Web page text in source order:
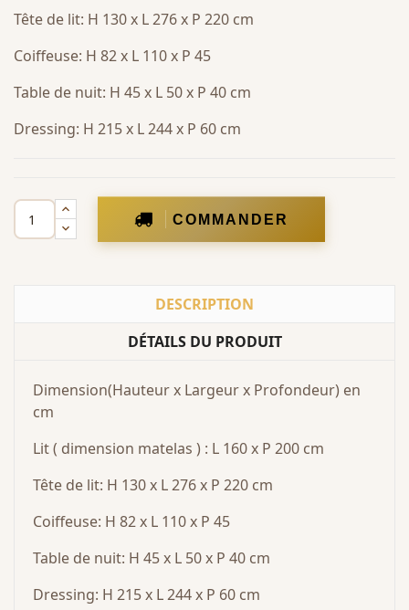
Tête de lit: H 130 x L 276 x P 220 cm
Coiffeuse: H 82 x L 110 x P 45
Table de nuit: H 45 x L 50 x P 40 cm
Dressing: H 215 x L 244 x P 60 cm
COMMANDER
DESCRIPTION
DÉTAILS DU PRODUIT
Dimension(Hauteur x Largeur x Profondeur) en
cm
Lit ( dimension matelas ) : L 160 x P 200 cm
Tête de lit: H 130 x L 276 x P 220 cm
Coiffeuse: H 82 x L 110 x P 45
Table de nuit: H 45 x L 50 x P 40 cm
Dressing: H 215 x L 244 x P 60 cm